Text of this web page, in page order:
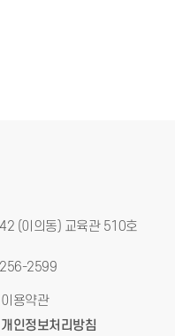
(이의동) 교육관 510호
2599
이용약관
개인정보처리방침